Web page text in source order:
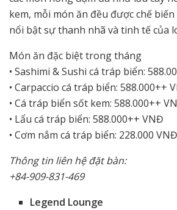
kem, mỗi món ăn đều được chế
nổi bật sự thanh nhã và tinh tế của
Món ăn đặc biệt trong tháng
• Sashimi & Sushi cá tráp biển:
• Carpaccio cá tráp biển: 588.000++
• Cá tráp biển sốt kem: 588.000++
• Lẩu cá tráp biển: 588.000++ VNĐ
• Cơm nắm cá tráp biển: 228.000
Thông tin liên hệ đặt bàn:
+84-909-831-469
Legend Lounge